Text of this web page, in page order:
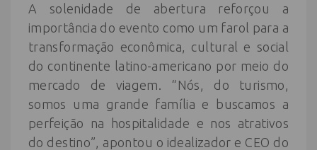
A solenidade de abertura reforçou a
importância do evento como um farol para a
transformação econômica, cultural e social
do continente latino-americano por meio do
mercado de viagem. “Nós, do turismo,
somos uma grande família e buscamos a
perfeição na hospitalidade e nos atrativos
do destino”, apontou o idealizador e CEO do